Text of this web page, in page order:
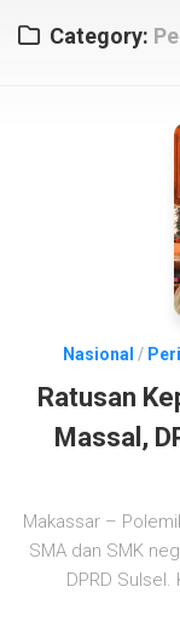
Category:
Nasional /
Ratusan
Massal,
Makassar –
SMA dan SMK
DPRD Sulsel.